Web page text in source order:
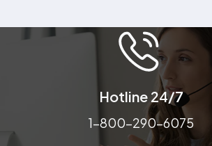
Hotline 24/7
1-800-290-6075